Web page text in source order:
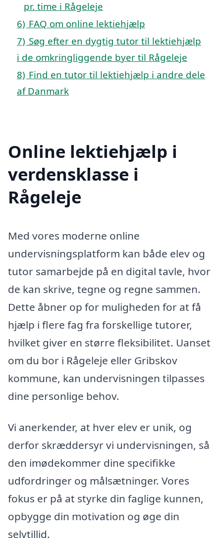
pr. time i Rågeleje
6) FAQ om online lektiehjælp
7) Søg efter en dygtig tutor til lektiehjælp
i de omkringliggende byer til Rågeleje
8) Find en tutor til lektiehjælp i andre dele
af Danmark
Online lektiehjælp i
verdensklasse i
Rågeleje
Med vores moderne online
undervisningsplatform kan både elev og
tutor samarbejde på en digital tavle, hvor
de kan skrive, tegne og regne sammen.
Dette åbner op for muligheden for at få
hjælp i flere fag fra forskellige tutorer,
hvilket giver en større fleksibilitet. Uanset
om du bor i Rågeleje eller Gribskov
kommune, kan undervisningen tilpasses
dine personlige behov.
Vi anerkender, at hver elev er unik, og
derfor skræddersyr vi undervisningen, så
den imødekommer dine specifikke
udfordringer og målsætninger. Vores
fokus er på at styrke din faglige kunnen,
opbygge din motivation og øge din
selvtillid.